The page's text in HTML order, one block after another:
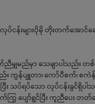
ပ်ငန်းများပိုမို တိုးတက်အောင်
ည်မှာ သေချာပါသည်။ တစ်ပ
ကွန်ပျူတာ၊ ကော်ပီစက်၊ စ
ြီး သပ်ရပ်သော လုပ်ငန်းခွင်ရှိ
တက်ကြွ ပျော်ရွင်ပြီး ကူညီပ